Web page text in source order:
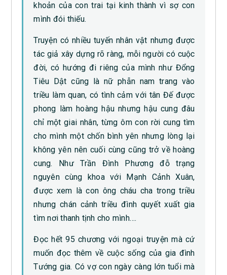
khoản của con trai tại kinh thành vì sợ con
mình đói thiếu.
Truyện có nhiều tuyến nhân vật nhưng được
tác giả xây dựng rõ ràng, mỗi người có cuộc
đời, có hướng đi riêng của mình như Đổng
Tiêu Dật cũng là nữ phẫn nam trang vào
triều làm quan, có tình cảm với tân Đế được
phong làm hoàng hậu nhưng hậu cung đâu
chỉ một giai nhân, từng ôm con rời cung tìm
cho mình một chốn bình yên nhưng lòng lại
không yên nên cuối cùng cũng trở về hoàng
cung. Như Trần Đình Phương đỗ trạng
nguyên cùng khoa với Mạnh Cảnh Xuân,
được xem là con ông cháu cha trong triều
nhưng chán cảnh triều đình quyết xuất gia
tìm nơi thanh tịnh cho mình….
Đọc hết 95 chương với ngoại truyện mà cứ
muốn đọc thêm về cuộc sống của gia đình
Tướng gia. Có vợ con ngày càng lớn tuổi mà